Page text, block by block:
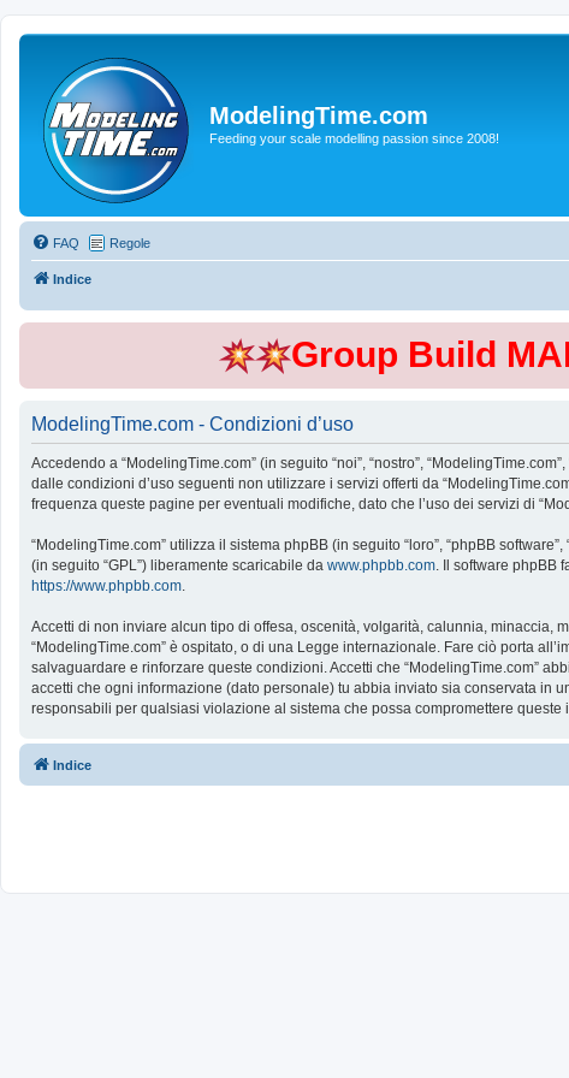
ModelingTime.com
Feeding your scale modelling passion since 2008!
FAQ Regole
Indice
Group Build
ModelingTime.com - Condizioni d’uso
Accedendo a “ModelingTime.com” (in seguito “noi”, “nostro”,
dalle condizioni d’uso seguenti non utilizzare i servizi offerti da
frequenza queste pagine per eventuali modifiche, dato che l’uso dei servizi di
“ModelingTime.com” utilizza il sistema phpBB (in seguito “loro”, “phpBB
(in seguito “GPL”) liberamente scaricabile da www.phpbb.com. Il software phpBB
https://www.phpbb.com.
Accetti di non inviare alcun tipo di offesa, oscenità, volgarità, calunnia,
“ModelingTime.com” è ospitato, o di una Legge internazionale. Fare ciò porta
salvaguardare e rinforzare queste condizioni. Accetti che “ModelingTime.com”
accetti che ogni informazione (dato personale) tu abbia inviato sia conservata in
responsabili per qualsiasi violazione al sistema che possa compromettere queste
Indice